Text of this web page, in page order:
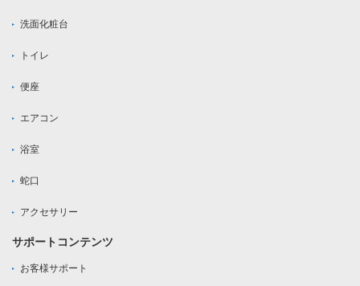
洗面化粧台
トイレ
便座
エアコン
浴室
蛇口
アクセサリー
サポートコンテンツ
お客様サポート